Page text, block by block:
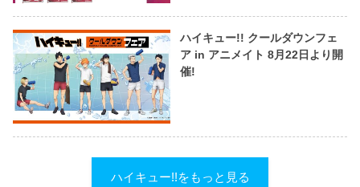
ハイキュー!! クールダウンフェ
ア in アニメイト 8月22日より開
催!
ハイキュー!!をもっと見る